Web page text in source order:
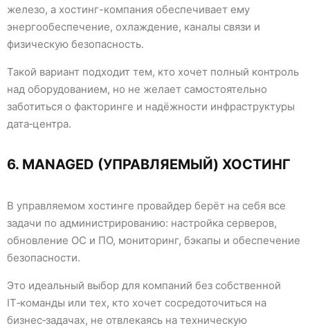
железо, а хостинг-компания обеспечивает ему
энергообеспечение, охлаждение, каналы связи и
физическую безопасность.
Такой вариант подходит тем, кто хочет полный контроль
над оборудованием, но не желает самостоятельно
заботиться о факторинге и надёжности инфраструктуры
дата‑центра.
6. MANAGED (УПРАВЛЯЕМЫЙ) ХОСТИНГ
В управляемом хостинге провайдер берёт на себя все
задачи по администрированию: настройка серверов,
обновление ОС и ПО, мониторинг, бэкапы и обеспечение
безопасности.
Это идеальный выбор для компаний без собственной
IT‑команды или тех, кто хочет сосредоточиться на
бизнес‑задачах, не отвлекаясь на техническую